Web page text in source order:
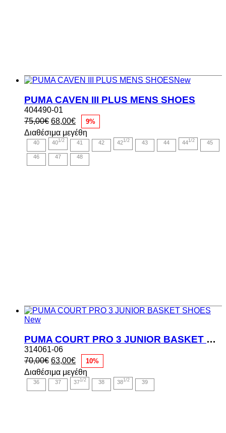
New
PUMA CAVEN III PLUS MENS SHOES
404490-01
75,00€ Original
price
was:
75,00€.
68,00€Η
τρέχουσα
τιμή
είναι:
68,00€.
9%
Διαθέσιμα μεγέθη
40 401/2 41 42 421/2 43 44 441/2 45
46 47 48
New
PUMA COURT PRO 3 JUNIOR BASKET SHOES
314061-06
70,00€ Original
price
was:
70,00€.
63,00€Η
τρέχουσα
τιμή
είναι:
10%
Διαθέσιμα μεγέθη
36 37 371/2 38 381/2 39